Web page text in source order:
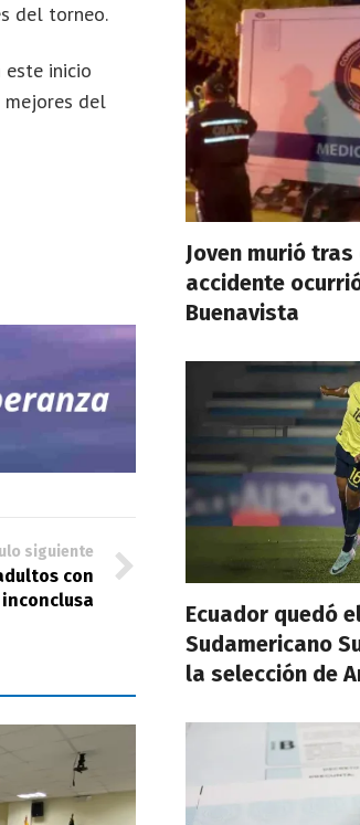
del torneo.
este inicio
mejores del
siguiente
con
Joven murió
accidente
Buenavista
Ecuador quedó
Sudamericano
la selección de